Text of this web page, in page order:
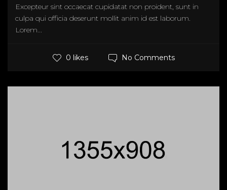
Excepteur sint occaecat cupidatat non proident, sunt in
culpa qui officia deserunt mollit anim id est laborum.
Lorem...
0 likes No Comments